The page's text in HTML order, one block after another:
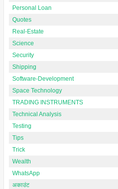
Personal Loan
Quotes
Real-Estate
Science
Security
Shipping
Software-Development
Space Technology
TRADING INSTRUMENTS
Technical Analysis
Testing
Tips
Trick
Wealth
WhatsApp
अकाउंट